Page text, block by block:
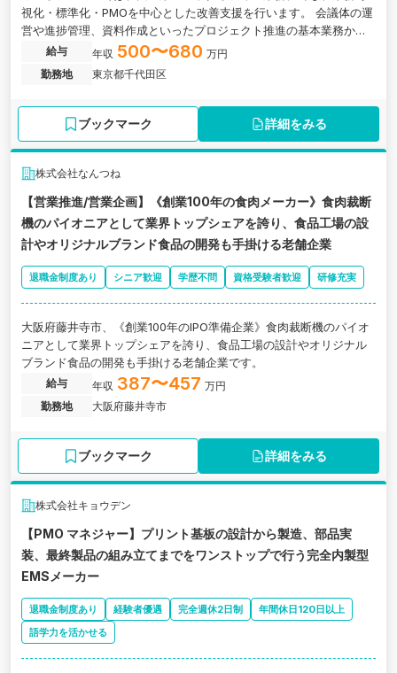
視化・標準化・PMOを中心とした改善支援を行います。 会議体の運
営や進捗管理、資料作成といったプロジェクト推進の基本業務か
ら、Excelや業務フローを用いた可視化・構造化まで、現場に寄り添
いながら変革を支えていく役割です。。東京都千代田区にある、主
に日系・外資系企業向けに、経理・会計・給与計算のアウトソーシ
給与 年収 500〜680 万円
勤務地
東京都千代田区
ブックマーク 詳細をみる
株式会社なんつね
【営業推進/営業企画】《創業100年の食肉メーカー》食肉裁断
機のパイオニアとして業界トップシェアを誇り、食品工場の設
計やオリジナルブランド食品の開発も手掛ける老舗企業
退職金制度あり シニア歓迎 学歴不問 資格受験者歓迎 研修充実
大阪府藤井寺市、《創業100年のIPO準備企業》食肉裁断機のパイオ
ニアとして業界トップシェアを誇り、食品工場の設計やオリジナル
ブランド食品の開発も手掛ける老舗企業です。
給与 年収 387〜457 万円
勤務地
大阪府藤井寺市
ブックマーク 詳細をみる
株式会社キョウデン
【PMO マネジャー】プリント基板の設計から製造、部品実
装、最終製品の組み立てまでをワンストップで行う完全内製型
EMSメーカー
退職金制度あり 経験者優遇 完全週休2日制
年間休日120日以上
語学力を活かせる